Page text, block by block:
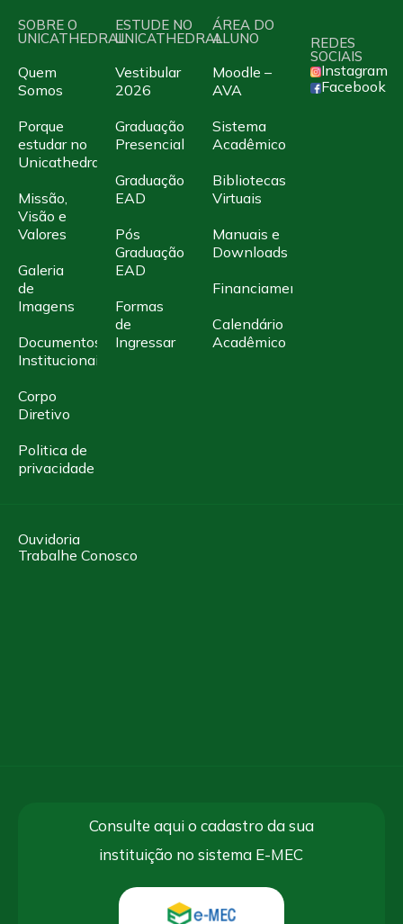
SOBRE O
UNICATHEDRAL
Quem
Somos
Porque
estudar no
Unicathedral
Missão,
Visão e
Valores
Galeria
de
Imagens
Documentos
Institucionais
Corpo
Diretivo
Politica de
privacidade
ESTUDE NO
UNICATHEDRAL
Vestibular
2026
Graduação
Presencial
Graduação
EAD
Pós
Graduação
EAD
Formas
de
Ingressar
ÁREA DO
ALUNO
Moodle –
AVA
Sistema
Acadêmico
Bibliotecas
Virtuais
Manuais e
Downloads
Financiamento
Calendário
Acadêmico
REDES
SOCIAIS
Instagram
Facebook
Ouvidoria
Trabalhe Conosco
Consulte aqui o cadastro da sua
instituição no sistema E-MEC